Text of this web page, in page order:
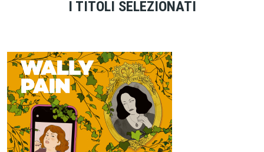
I TITOLI SELEZIONATI